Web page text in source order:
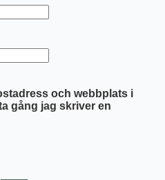
och webbplats i
gång jag skriver en